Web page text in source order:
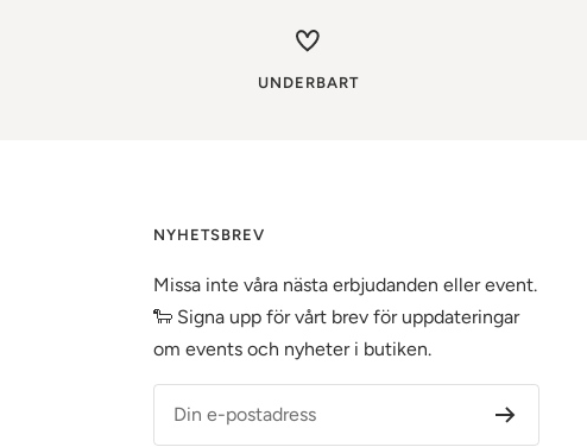
UNDERBART
NYHETSBREV
Missa inte våra nästa erbjudanden eller event.
🐑 Signa upp för vårt brev för uppdateringar
om events och nyheter i butiken.
Din e-postadress